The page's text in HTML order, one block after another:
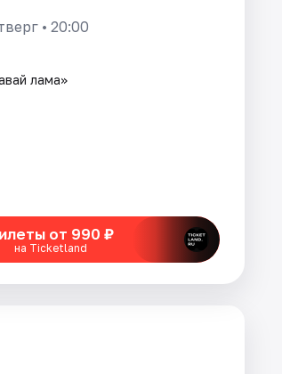
• 20:00
лама»
от 990 ₽
на Ticketland